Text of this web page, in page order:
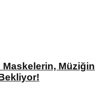
Maskelerin, Müziğin